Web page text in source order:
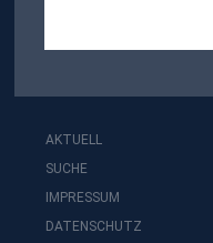
AKTUELL
SUCHE
IMPRESSUM
DATENSCHUTZ